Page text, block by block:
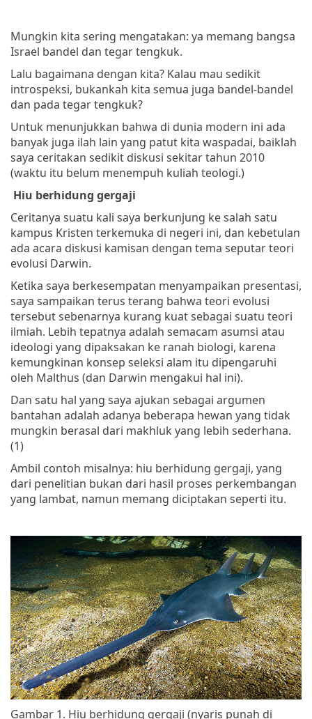
Mungkin kita sering mengatakan: ya memang bangsa
Israel bandel dan tegar tengkuk.
Lalu bagaimana dengan kita? Kalau mau sedikit
introspeksi, bukankah kita semua juga bandel-bandel
dan pada tegar tengkuk?
Untuk menunjukkan bahwa di dunia modern ini ada
banyak juga ilah lain yang patut kita waspadai, baiklah
saya ceritakan sedikit diskusi sekitar tahun 2010
(waktu itu belum menempuh kuliah teologi.)
Hiu berhidung gergaji
Ceritanya suatu kali saya berkunjung ke salah satu
kampus Kristen terkemuka di negeri ini, dan kebetulan
ada acara diskusi kamisan dengan tema seputar teori
evolusi Darwin.
Ketika saya berkesempatan menyampaikan presentasi,
saya sampaikan terus terang bahwa teori evolusi
tersebut sebenarnya kurang kuat sebagai suatu teori
ilmiah. Lebih tepatnya adalah semacam asumsi atau
ideologi yang dipaksakan ke ranah biologi, karena
kemungkinan konsep seleksi alam itu dipengaruhi
oleh Malthus (dan Darwin mengakui hal ini).
Dan satu hal yang saya ajukan sebagai argumen
bantahan adalah adanya beberapa hewan yang tidak
mungkin berasal dari makhluk yang lebih sederhana.
(1)
Ambil contoh misalnya: hiu berhidung gergaji, yang
dari penelitian bukan dari hasil proses perkembangan
yang lambat, namun memang diciptakan seperti itu.
Gambar 1. Hiu berhidung gergaji (nyaris punah di